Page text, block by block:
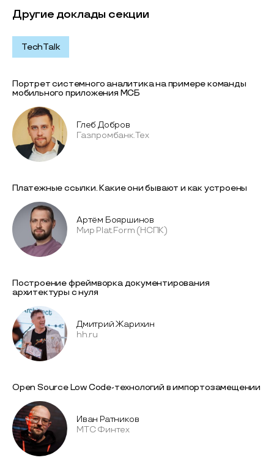
Другие доклады секции
TechTalk
Портрет системного аналитика на примере команды
мобильного приложения МСБ
Глеб Добров
Газпромбанк.Тех
Платежные ссылки. Какие они бывают и как устроены
Артём Бояршинов
Мир Plat.Form (НСПК)
Построение фреймворка документирования
архитектуры с нуля
Дмитрий Жарихин
hh.ru
Open Source Low Code-технологий в импортозамещении
Иван Ратников
МТС Финтех